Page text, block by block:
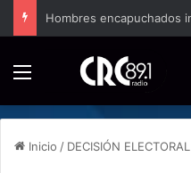
Inicio / DECISIÓN